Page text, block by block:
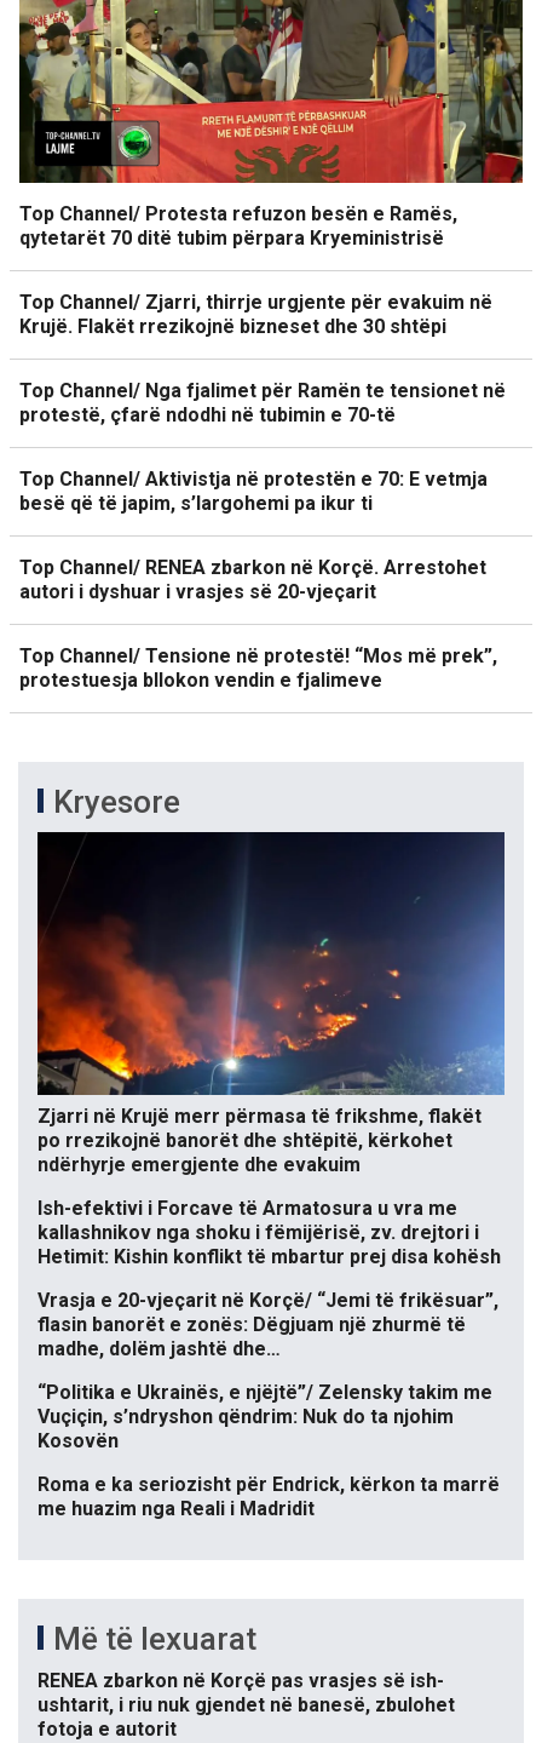
Top Channel/ Protesta refuzon besën e Ramës,
qytetarët 70 ditë tubim përpara Kryeministrisë
Top Channel/ Zjarri, thirrje urgjente për evakuim në
Krujë. Flakët rrezikojnë bizneset dhe 30 shtëpi
Top Channel/ Nga fjalimet për Ramën te tensionet në
protestë, çfarë ndodhi në tubimin e 70-të
Top Channel/ Aktivistja në protestën e 70: E vetmja
besë që të japim, s’largohemi pa ikur ti
Top Channel/ RENEA zbarkon në Korçë. Arrestohet
autori i dyshuar i vrasjes së 20-vjeçarit
Top Channel/ Tensione në protestë! “Mos më prek”,
protestuesja bllokon vendin e fjalimeve
Kryesore
Zjarri në Krujë merr përmasa të frikshme, flakët
po rrezikojnë banorët dhe shtëpitë, kërkohet
ndërhyrje emergjente dhe evakuim
Ish-efektivi i Forcave të Armatosura u vra me
kallashnikov nga shoku i fëmijërisë, zv. drejtori i
Hetimit: Kishin konflikt të mbartur prej disa kohësh
Vrasja e 20-vjeçarit në Korçë/ “Jemi të frikësuar”,
flasin banorët e zonës: Dëgjuam një zhurmë të
madhe, dolëm jashtë dhe…
“Politika e Ukrainës, e njëjtë”/ Zelensky takim me
Vuçiçin, s’ndryshon qëndrim: Nuk do ta njohim
Kosovën
Roma e ka seriozisht për Endrick, kërkon ta marrë
me huazim nga Reali i Madridit
Më të lexuarat
RENEA zbarkon në Korçë pas vrasjes së ish-
ushtarit, i riu nuk gjendet në banesë, zbulohet
fotoja e autorit